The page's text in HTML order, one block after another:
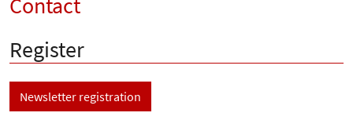
Register
Newsletter registration